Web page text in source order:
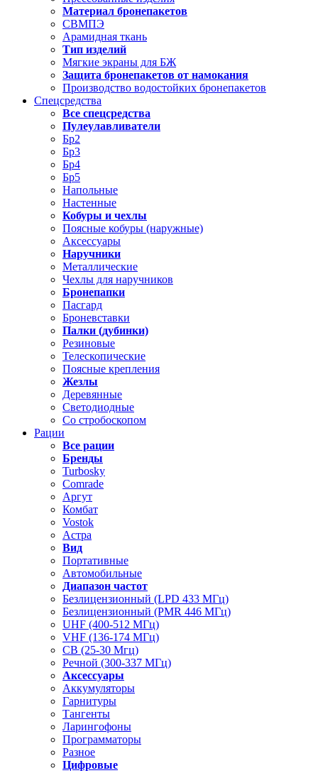
Материал бронепакетов
СВМПЭ
Арамидная ткань
Тип изделий
Мягкие экраны для БЖ
Защита бронепакетов от намокания
Производство водостойких бронепакетов
Спецсредства
Все спецсредства
Пулеулавливатели
Бр2
Бр3
Бр4
Бр5
Напольные
Настенные
Кобуры и чехлы
Поясные кобуры (наружные)
Аксессуары
Наручники
Металлические
Чехлы для наручников
Бронепапки
Пасгард
Броневставки
Палки (дубинки)
Резиновые
Телескопические
Поясные крепления
Жезлы
Деревянные
Светодиодные
Со стробоскопом
Рации
Все рации
Бренды
Turbosky
Comrade
Аргут
Комбат
Vostok
Астра
Вид
Портативные
Автомобильные
Диапазон частот
Безлицензионный (LPD 433 МГц)
Безлицензионный (PMR 446 МГц)
UHF (400-512 МГц)
VHF (136-174 МГц)
CB (25-30 Мгц)
Речной (300-337 МГц)
Аксессуары
Аккумуляторы
Гарнитуры
Тангенты
Ларингофоны
Программаторы
Разное
Цифровые